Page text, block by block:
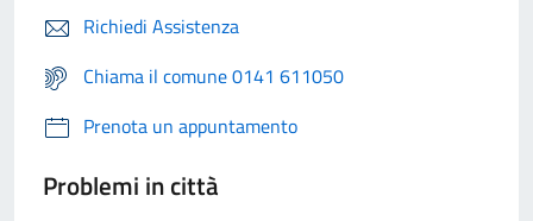
Richiedi Assistenza
Chiama il comune 0141 611050
Prenota un appuntamento
Problemi in città